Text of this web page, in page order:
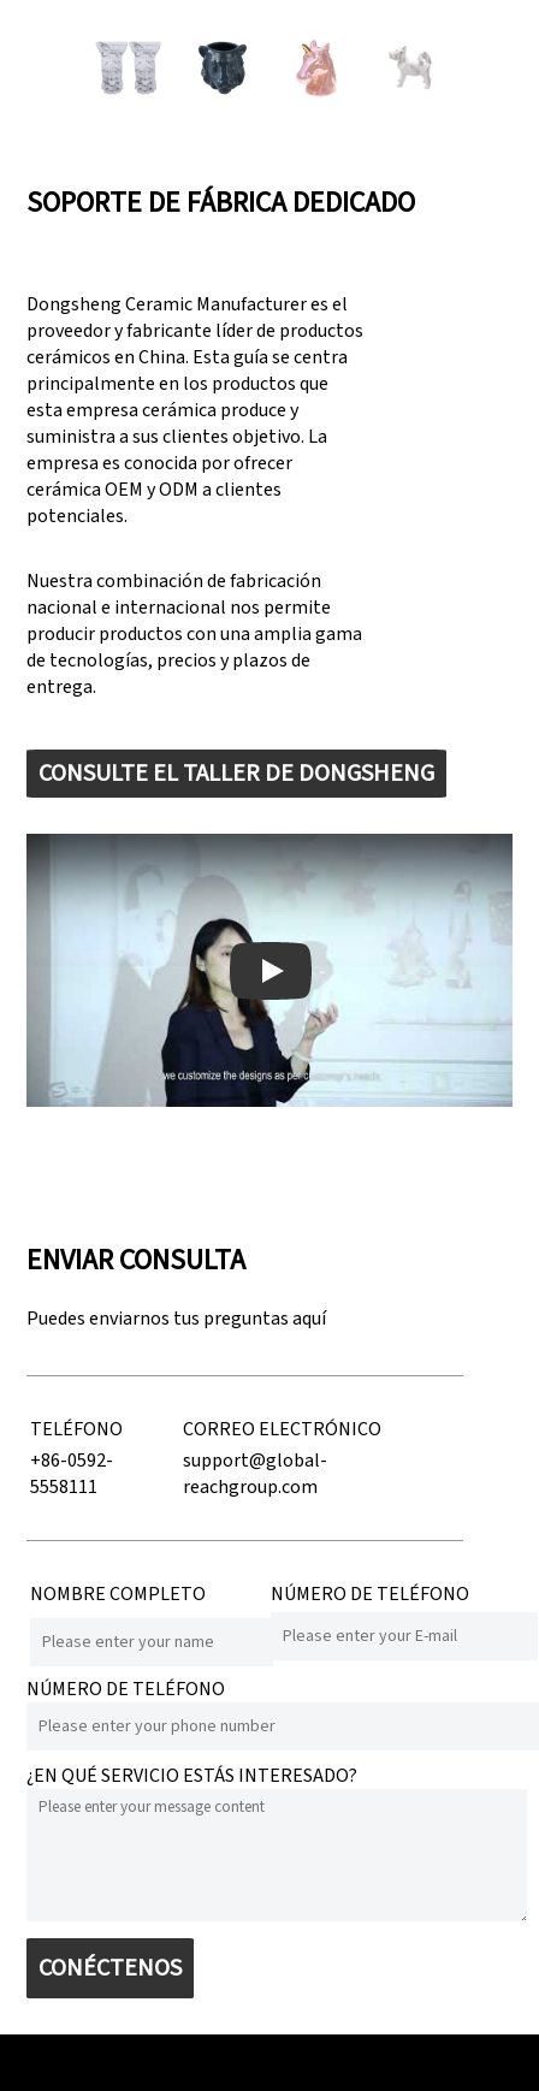
SOPORTE DE FÁBRICA DEDICADO
Dongsheng Ceramic Manufacturer es el
proveedor y fabricante líder de productos
cerámicos en China. Esta guía se centra
principalmente en los productos que
esta empresa cerámica produce y
suministra a sus clientes objetivo. La
empresa es conocida por ofrecer
cerámica OEM y ODM a clientes
potenciales.
Nuestra combinación de fabricación
nacional e internacional nos permite
producir productos con una amplia gama
de tecnologías, precios y plazos de
entrega.
CONSULTE EL TALLER DE DONGSHENG
Play: Keynote (Google I/O '18)
ENVIAR CONSULTA
Puedes enviarnos tus preguntas aquí
TELÉFONO
CORREO ELECTRÓNICO
+86-0592-
5558111
support@global-
reachgroup.com
NOMBRE COMPLETO NÚMERO DE TELÉFONO
NÚMERO DE TELÉFONO
¿EN QUÉ SERVICIO ESTÁS INTERESADO?
CONÉCTENOS